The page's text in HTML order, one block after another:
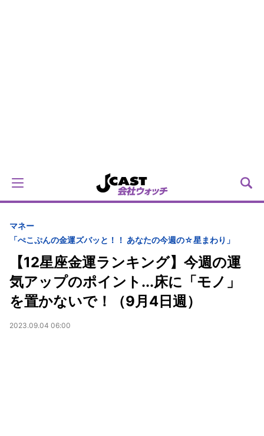
マネー
「ぺこぷんの金運ズバッと！！ あなたの今週の☆星まわり」
【12星座金運ランキング】今週の運
気アップのポイント...床に「モノ」
を置かないで！（9月4日週）
2023.09.04 06:00